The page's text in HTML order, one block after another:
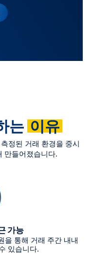
는 이유
정된 거래 환경을 중시
만들어졌습니다.
가능
을 통해 거래 주간 내내
있습니다.